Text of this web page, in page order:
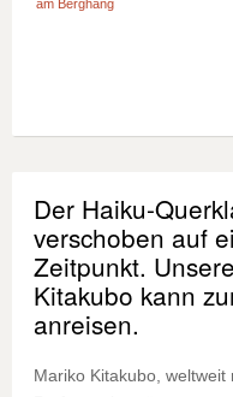
am Berghang
Der Haiku-
verschoben auf
Zeitpunkt.
Kitakubo kann
anreisen.
Mariko Kitakubo,